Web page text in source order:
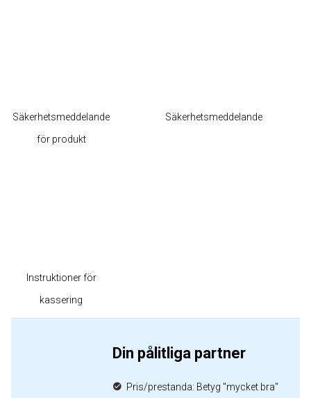
Säkerhetsmeddelande
för produkt
Säkerhetsmeddelande
Instruktioner för
kassering
Din pålitliga partner
Pris/prestanda: Betyg "mycket bra"